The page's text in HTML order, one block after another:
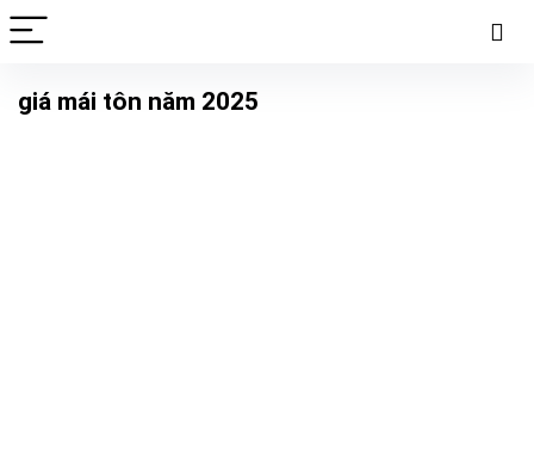
giá mái tôn năm 2025